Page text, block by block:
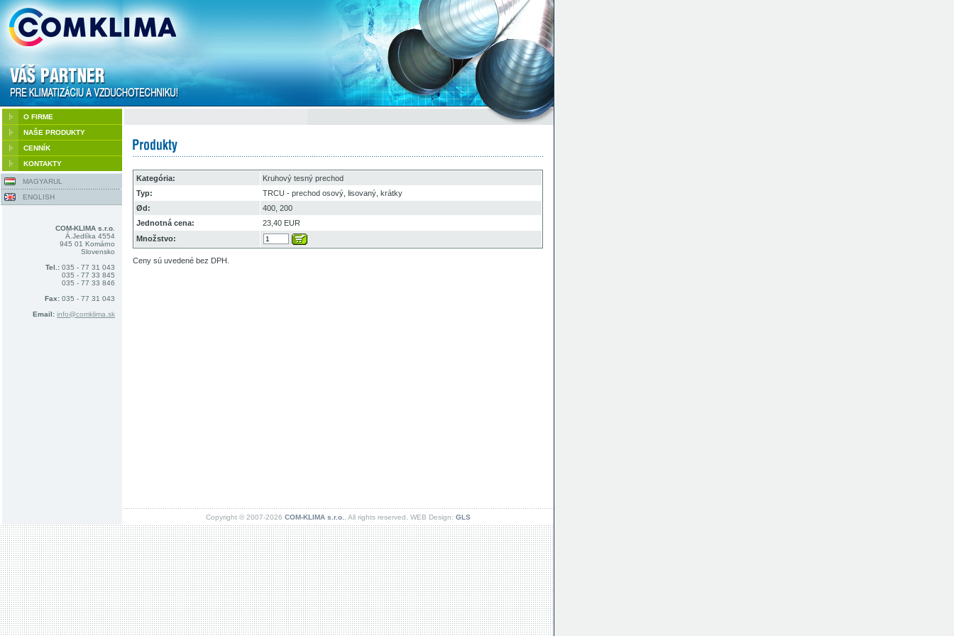
O FIRME
NAŠE PRODUKTY
CENNÍK
KONTAKTY
MAGYARUL
ENGLISH
COM-KLIMA s.r.o.
Á.Jedlíka 4554
945 01 Komárno
Slovensko
Tel.: 035 - 77 31 043
035 - 77 33 845
035 - 77 33 846
Fax: 035 - 77 31 043
Email: info@comklima.sk
Kategória:
Kruhový tesný prechod
Typ:
TRCU - prechod osový, lisovaný, krátky
Ød:
400, 200
Jednotná cena:
23,40 EUR
Množstvo:
Ceny sú uvedené bez DPH.
Copyright © 2007-2026 COM-KLIMA s.r.o. , All rights reserved, WEB Design: GLS